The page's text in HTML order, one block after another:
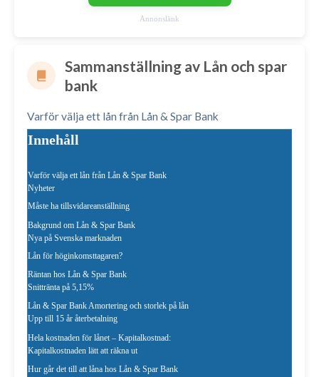
Annonslänk
Sammanställning av Lån och spar
bank
Varför välja ett lån från Lån & Spar Bank
Innehåll
Varför välja ett lån från Lån & Spar Bank
Nyheter
Måste ha tillsvidareanställning
Bakgrund om Lån & Spar Bank
Nya på Svenska marknaden
Lån för höginkomsttagaren?
Räntan hos Lån & Spar Bank
Snittränta på 5,15%
Lån & Spar Bank Amortering och storlek på lån
Upp till 15 år återbetalning
Hela kostnaden för lånet – Kapitalkostnad:
Kapitalkostnaden lätt att räkna ut
Hur går det till att låna hos Lån & Spar Bank